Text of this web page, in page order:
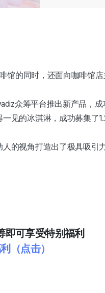
馆的同时，还面向咖啡馆
众筹平台推出新产品，
见的冰淇淋，成功募集了
的视角打造出了极具吸引
即可享受特别福利
（点击）